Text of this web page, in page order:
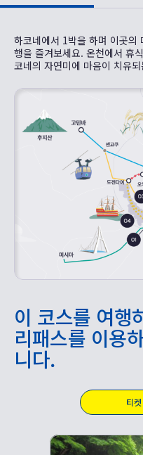
이 코스를 여행
리패스를 이용
니다.
티
하코네에서 1박을 하며 이곳의
행을 즐겨보세요. 온천에서 휴
코네의 자연미에 마음이 치유